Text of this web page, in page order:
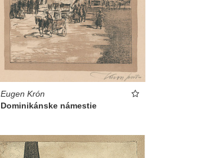
Eugen Krón
Dominikánske námestie